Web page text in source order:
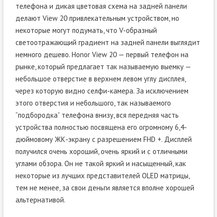
телефона и дикая цветовая схема на задней панели
делают View 20 привлекательным устройством, но
некоторые могут подумать, что V-образный
светоотражающий градиент на задней панели выглядит
немного дешево. Honor View 20 — первый телефон на
рынке, который предлагает так называемую выемку —
небольшое отверстие в верхнем левом углу дисплея,
через которую видно селфи-камера. За исключением
этого отверстия и небольшого, так называемого
“подбородка” телефона внизу, вся передняя часть
устройства полностью посвящена его огромному 6,4-
дюймовому ЖК-экрану с разрешением FHD +. Дисплей
получился очень хороший, очень яркий и с отличными
углами обзора. Он не такой яркий и насыщенный, как
некоторые из лучших представителей OLED матрицы,
тем не менее, за свои деньги является вполне хорошей
альтернативой.